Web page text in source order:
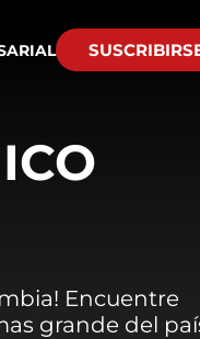
Encuentre
grande del